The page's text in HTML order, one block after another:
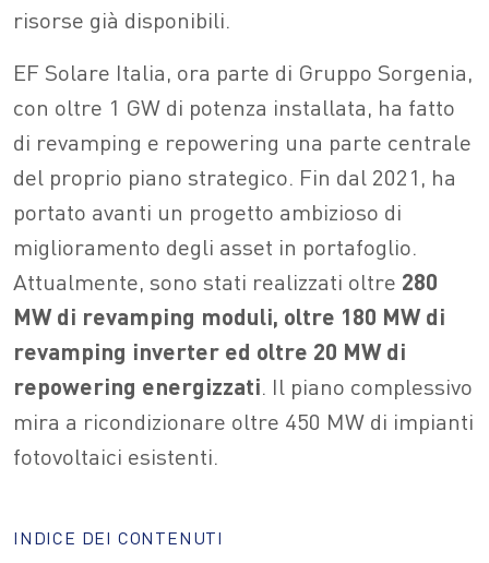
risorse già disponibili.
EF Solare Italia, ora parte di Gruppo Sorgenia,
con oltre 1 GW di potenza installata, ha fatto
di revamping e repowering una parte centrale
del proprio piano strategico. Fin dal 2021, ha
portato avanti un progetto ambizioso di
miglioramento degli asset in portafoglio.
Attualmente, sono stati realizzati oltre 280
MW di revamping moduli, oltre 180 MW di
revamping inverter ed oltre 20 MW di
repowering energizzati. Il piano complessivo
mira a ricondizionare oltre 450 MW di impianti
fotovoltaici esistenti.
INDICE DEI CONTENUTI